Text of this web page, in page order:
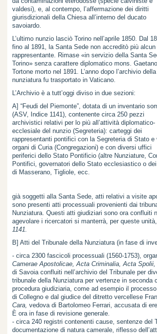
valdesi), e, al contempo, l’affermazione dei diritti
giurisdizionali della Chiesa all’interno del ducato
savoiardo.
L’ultimo nunzio lasciò Torino nell’aprile 1850. Dal
fino al 1891, la Santa Sede non accreditò più alcun
rappresentante. Rimase «in servizio della Santa
Torino» senza carattere diplomatico mons. Gaetano
Tortone morto nel 1891. L’anno dopo l’archivio della
nunziatura fu trasportato in Vaticano.
L’Archivio è a tutt’oggi diviso in due sezioni:
A] “Feudi del Piemonte”, dotata di un inventario
(ASV, Indice 1141), contenente circa 250 pezzi
archivistici relativi per lo più all’attività diplomatico-
ecclesiale del nunzio (Segreteria): carteggi dei
rappresentanti pontifici con la Segreteria di Stato e
organi di Curia (Congregazioni) e con diversi uffici
periferici dello Stato Pontificio (altre Nunziature,
Pontifici, governatori dello Stato ecclesiastico o
di Masserano, Tigliole, ecc.
già soggetti alla Santa Sede, atti relativi a visite
sono presenti atti processuali provenienti dai
Nunziatura. Questi atti giudiziari sono ora confluiti
agevolare i ricercatori si manterrà, per queste
1141.
B] Atti del Tribunale della Nunziatura (in fase di
- circa 2300 fascicoli processuali (1560-1753),
Camerae Apostolicae, Acta Criminalia, Acta Spolii,
di Savoia confluiti nell’archivio del Tribunale per
tribunale della Nunziatura per vertenze in
procedura giudiziaria, come ad esempio il
di Collegno e dal giudice del ditretto vercellese
Cara, vedova di Bartolomeo Ferrari, accusata di
È ora in fase di revisione generale.
- circa 240 registri contenenti cause, sentenze del
documentazione di natura camerale, riflesso